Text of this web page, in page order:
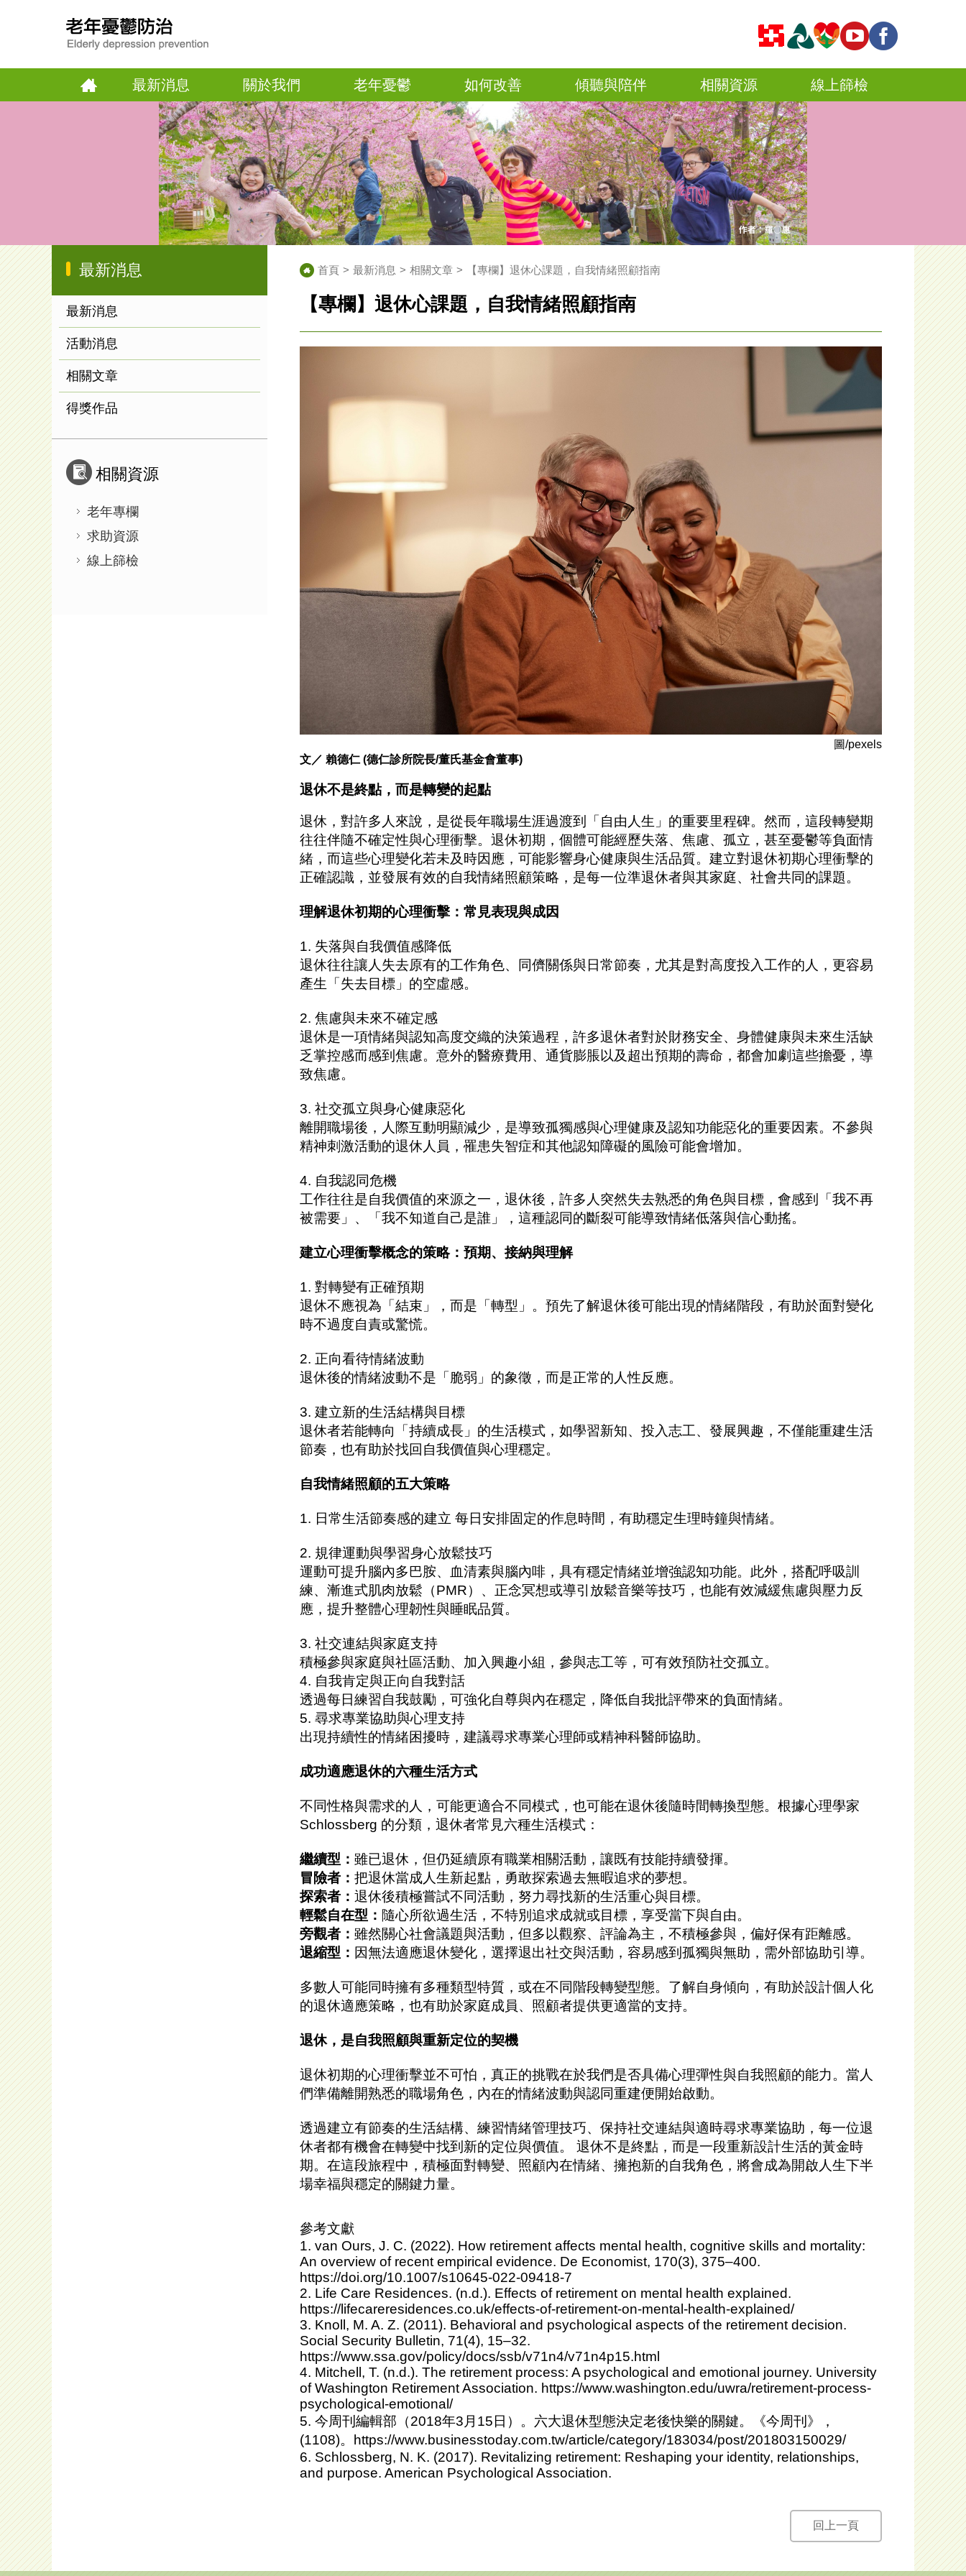
最新消息 關於我們 老年憂鬱 如何改善 傾聽與陪伴 相關資源 線上篩檢
最新消息
最新消息
活動消息
相關文章
得獎作品
相關資源
老年專欄
求助資源
線上篩檢
首頁 最新消息 相關文章 【專欄】退休心課題，自我情緒照顧指南
【專欄】退休心課題，自我情緒照顧指南
圖/pexels
文／ 賴德仁 (德仁診所院長/董氏基金會董事)
退休不是終點，而是轉變的起點
退休，對許多人來說，是從長年職場生涯過渡到「自由人生」的重要里程碑。然而，這段轉變期
往往伴隨不確定性與心理衝擊。退休初期，個體可能經歷失落、焦慮、孤立，甚至憂鬱等負面情
緒，而這些心理變化若未及時因應，可能影響身心健康與生活品質。建立對退休初期心理衝擊的
正確認識，並發展有效的自我情緒照顧策略，是每一位準退休者與其家庭、社會共同的課題。
理解退休初期的心理衝擊：常見表現與成因
1. 失落與自我價值感降低
退休往往讓人失去原有的工作角色、同儕關係與日常節奏，尤其是對高度投入工作的人，更容易
產生「失去目標」的空虛感。
2. 焦慮與未來不確定感
退休是一項情緒與認知高度交織的決策過程，許多退休者對於財務安全、身體健康與未來生活缺
乏掌控感而感到焦慮。意外的醫療費用、通貨膨脹以及超出預期的壽命，都會加劇這些擔憂，導
致焦慮。
3. 社交孤立與身心健康惡化
離開職場後，人際互動明顯減少，是導致孤獨感與心理健康及認知功能惡化的重要因素。不參與
精神刺激活動的退休人員，罹患失智症和其他認知障礙的風險可能會增加。
4. 自我認同危機
工作往往是自我價值的來源之一，退休後，許多人突然失去熟悉的角色與目標，會感到「我不再
被需要」、「我不知道自己是誰」，這種認同的斷裂可能導致情緒低落與信心動搖。
建立心理衝擊概念的策略：預期、接納與理解
1. 對轉變有正確預期
退休不應視為「結束」，而是「轉型」。預先了解退休後可能出現的情緒階段，有助於面對變化
時不過度自責或驚慌。
2. 正向看待情緒波動
退休後的情緒波動不是「脆弱」的象徵，而是正常的人性反應。
3. 建立新的生活結構與目標
退休者若能轉向「持續成長」的生活模式，如學習新知、投入志工、發展興趣，不僅能重建生活
節奏，也有助於找回自我價值與心理穩定。
自我情緒照顧的五大策略
1. 日常生活節奏感的建立 每日安排固定的作息時間，有助穩定生理時鐘與情緒。
2. 規律運動與學習身心放鬆技巧
運動可提升腦內多巴胺、血清素與腦內啡，具有穩定情緒並增強認知功能。此外，搭配呼吸訓
練、漸進式肌肉放鬆（PMR）、正念冥想或導引放鬆音樂等技巧，也能有效減緩焦慮與壓力反
應，提升整體心理韌性與睡眠品質。
3. 社交連結與家庭支持
積極參與家庭與社區活動、加入興趣小組，參與志工等，可有效預防社交孤立。
4. 自我肯定與正向自我對話
透過每日練習自我鼓勵，可強化自尊與內在穩定，降低自我批評帶來的負面情緒。
5. 尋求專業協助與心理支持
出現持續性的情緒困擾時，建議尋求專業心理師或精神科醫師協助。
成功適應退休的六種生活方式
不同性格與需求的人，可能更適合不同模式，也可能在退休後隨時間轉換型態。根據心理學家
Schlossberg 的分類，退休者常見六種生活模式：
繼續型： 雖已退休，但仍延續原有職業相關活動，讓既有技能持續發揮。
冒險者： 把退休當成人生新起點，勇敢探索過去無暇追求的夢想。
探索者： 退休後積極嘗試不同活動，努力尋找新的生活重心與目標。
輕鬆自在型： 隨心所欲過生活，不特別追求成就或目標，享受當下與自由。
旁觀者： 雖然關心社會議題與活動，但多以觀察、評論為主，不積極參與，偏好保有距離感。
退縮型： 因無法適應退休變化，選擇退出社交與活動，容易感到孤獨與無助，需外部協助引導。
多數人可能同時擁有多種類型特質，或在不同階段轉變型態。了解自身傾向，有助於設計個人化
的退休適應策略，也有助於家庭成員、照顧者提供更適當的支持。
退休，是自我照顧與重新定位的契機
退休初期的心理衝擊並不可怕，真正的挑戰在於我們是否具備心理彈性與自我照顧的能力。當人
們準備離開熟悉的職場角色，內在的情緒波動與認同重建便開始啟動。
透過建立有節奏的生活結構、練習情緒管理技巧、保持社交連結與適時尋求專業協助，每一位退
休者都有機會在轉變中找到新的定位與價值。 退休不是終點，而是一段重新設計生活的黃金時
期。在這段旅程中，積極面對轉變、照顧內在情緒、擁抱新的自我角色，將會成為開啟人生下半
場幸福與穩定的關鍵力量。
參考文獻
1. van Ours, J. C. (2022). How retirement affects mental health, cognitive skills and mortality:
An overview of recent empirical evidence. De Economist, 170(3), 375–400.
https://doi.org/10.1007/s10645-022-09418-7
2. Life Care Residences. (n.d.). Effects of retirement on mental health explained.
https://lifecareresidences.co.uk/effects-of-retirement-on-mental-health-explained/
3. Knoll, M. A. Z. (2011). Behavioral and psychological aspects of the retirement decision.
Social Security Bulletin, 71(4), 15–32.
https://www.ssa.gov/policy/docs/ssb/v71n4/v71n4p15.html
4. Mitchell, T. (n.d.). The retirement process: A psychological and emotional journey. University
of Washington Retirement Association. https://www.washington.edu/uwra/retirement-process-
psychological-emotional/
5. 今周刊編輯部（2018年3月15日）。六大退休型態決定老後快樂的關鍵。《今周刊》，
(1108)。https://www.businesstoday.com.tw/article/category/183034/post/201803150029/
6. Schlossberg, N. K. (2017). Revitalizing retirement: Reshaping your identity, relationships,
and purpose. American Psychological Association.
回上一頁